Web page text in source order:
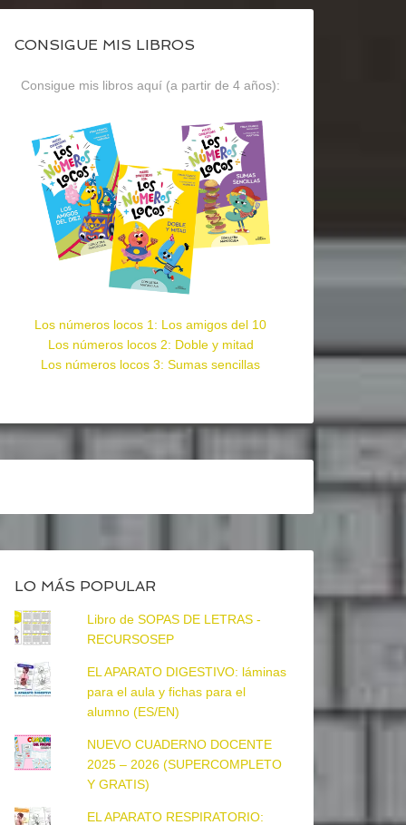
CONSIGUE MIS LIBROS
Consigue mis libros aquí (a partir de 4 años):
Los números locos 1: Los amigos del 10
Los números locos 2: Doble y mitad
Los números locos 3: Sumas sencillas
LO MÁS POPULAR
Libro de SOPAS DE LETRAS -
RECURSOSEP
EL APARATO DIGESTIVO: láminas
para el aula y fichas para el
alumno (ES/EN)
NUEVO CUADERNO DOCENTE
2025 – 2026 (SUPERCOMPLETO
Y GRATIS)
EL APARATO RESPIRATORIO: